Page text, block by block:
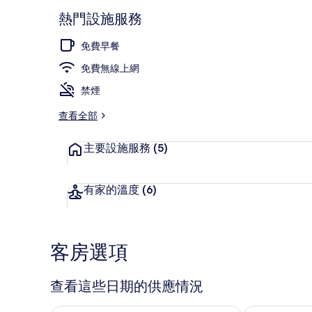
雙人房 | 書
熱門設施服務
免費早餐
免費無線上網
禁煙
查看全部
主要設施服務 (5)
有家的溫度 (6)
客房選項
查看這些日期的供應情況